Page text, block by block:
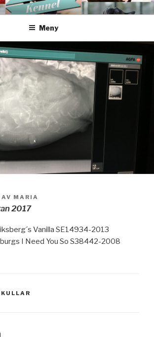
KENNEL
Meny
AV MARIA
2017
Vanilla SE14934-2013
I Need You So S38442-2008